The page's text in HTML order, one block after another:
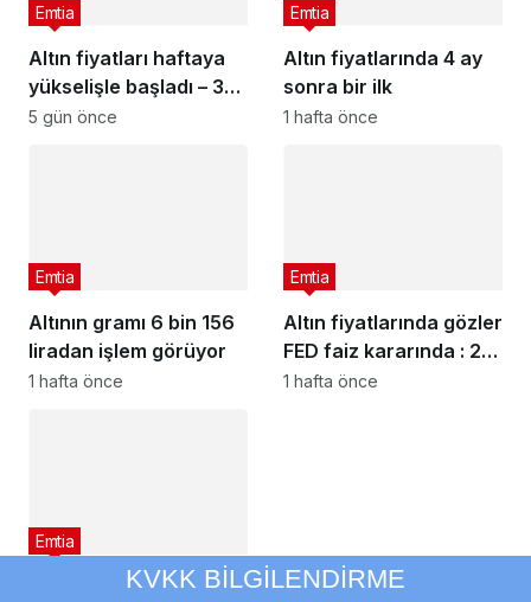
Altın fiyatları haftaya
yükselişle başladı – 3
Ağustos 2026 güncel
Emtia
5 gün önce
Altın fiyatlarında 4 ay
sonra bir ilk
Emtia
1 hafta önce
Altının gramı 6 bin 156
liradan işlem görüyor
Emtia
1 hafta önce
Altın fiyatlarında gözler
FED faiz kararında : 29
Temmuz 2026 güncel
Emtia
1 hafta önce
Banka ATM’sinden altın
Emtia
KVKK BİLGİLENDİRME